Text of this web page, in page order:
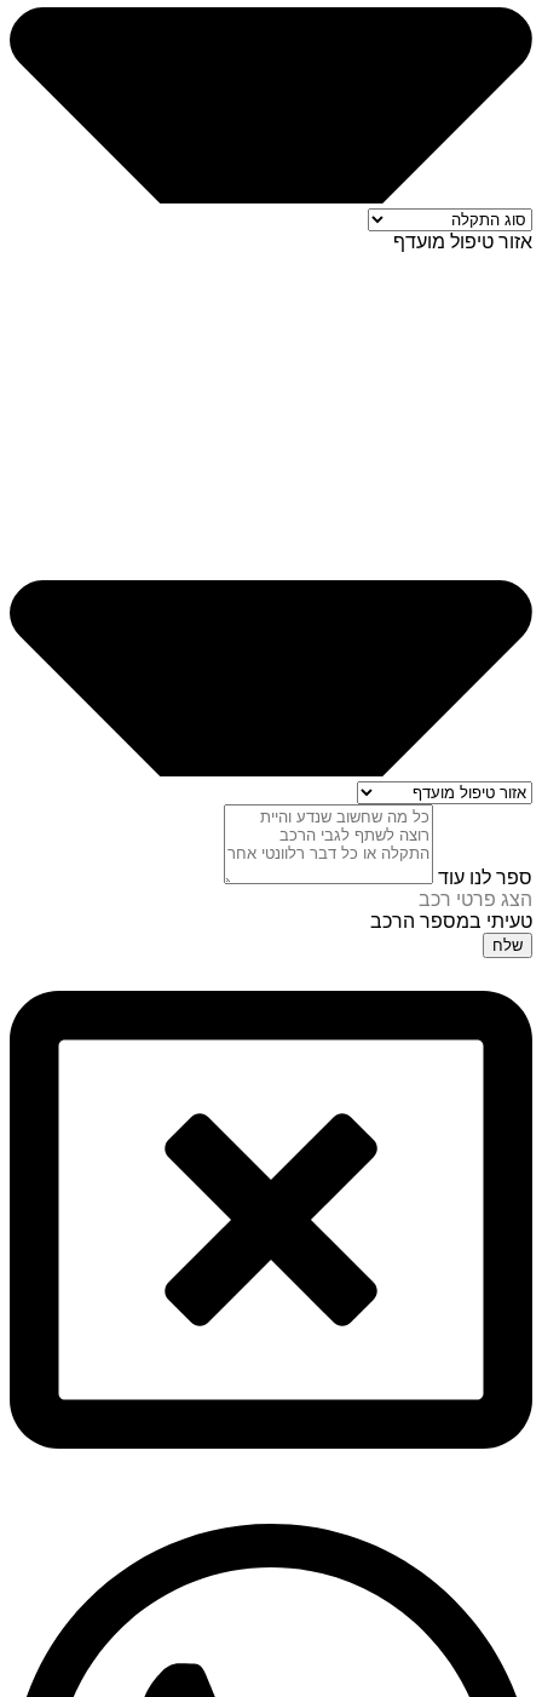
אזור טיפול מועדף
ספר לנו עוד
הצג פרטי רכב
טעיתי במספר הרכב
שלח